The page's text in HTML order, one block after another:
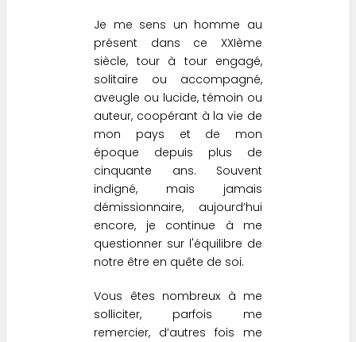
Je me sens un homme au
présent dans ce XXIème
siècle, tour à tour engagé,
solitaire ou accompagné,
aveugle ou lucide, témoin ou
auteur, coopérant à la vie de
mon pays et de mon
époque depuis plus de
cinquante ans. Souvent
indigné, mais jamais
démissionnaire, aujourd’hui
encore, je continue à me
questionner sur l'équilibre de
notre être en quête de soi.
Vous êtes nombreux à me
solliciter, parfois me
remercier, d’autres fois me